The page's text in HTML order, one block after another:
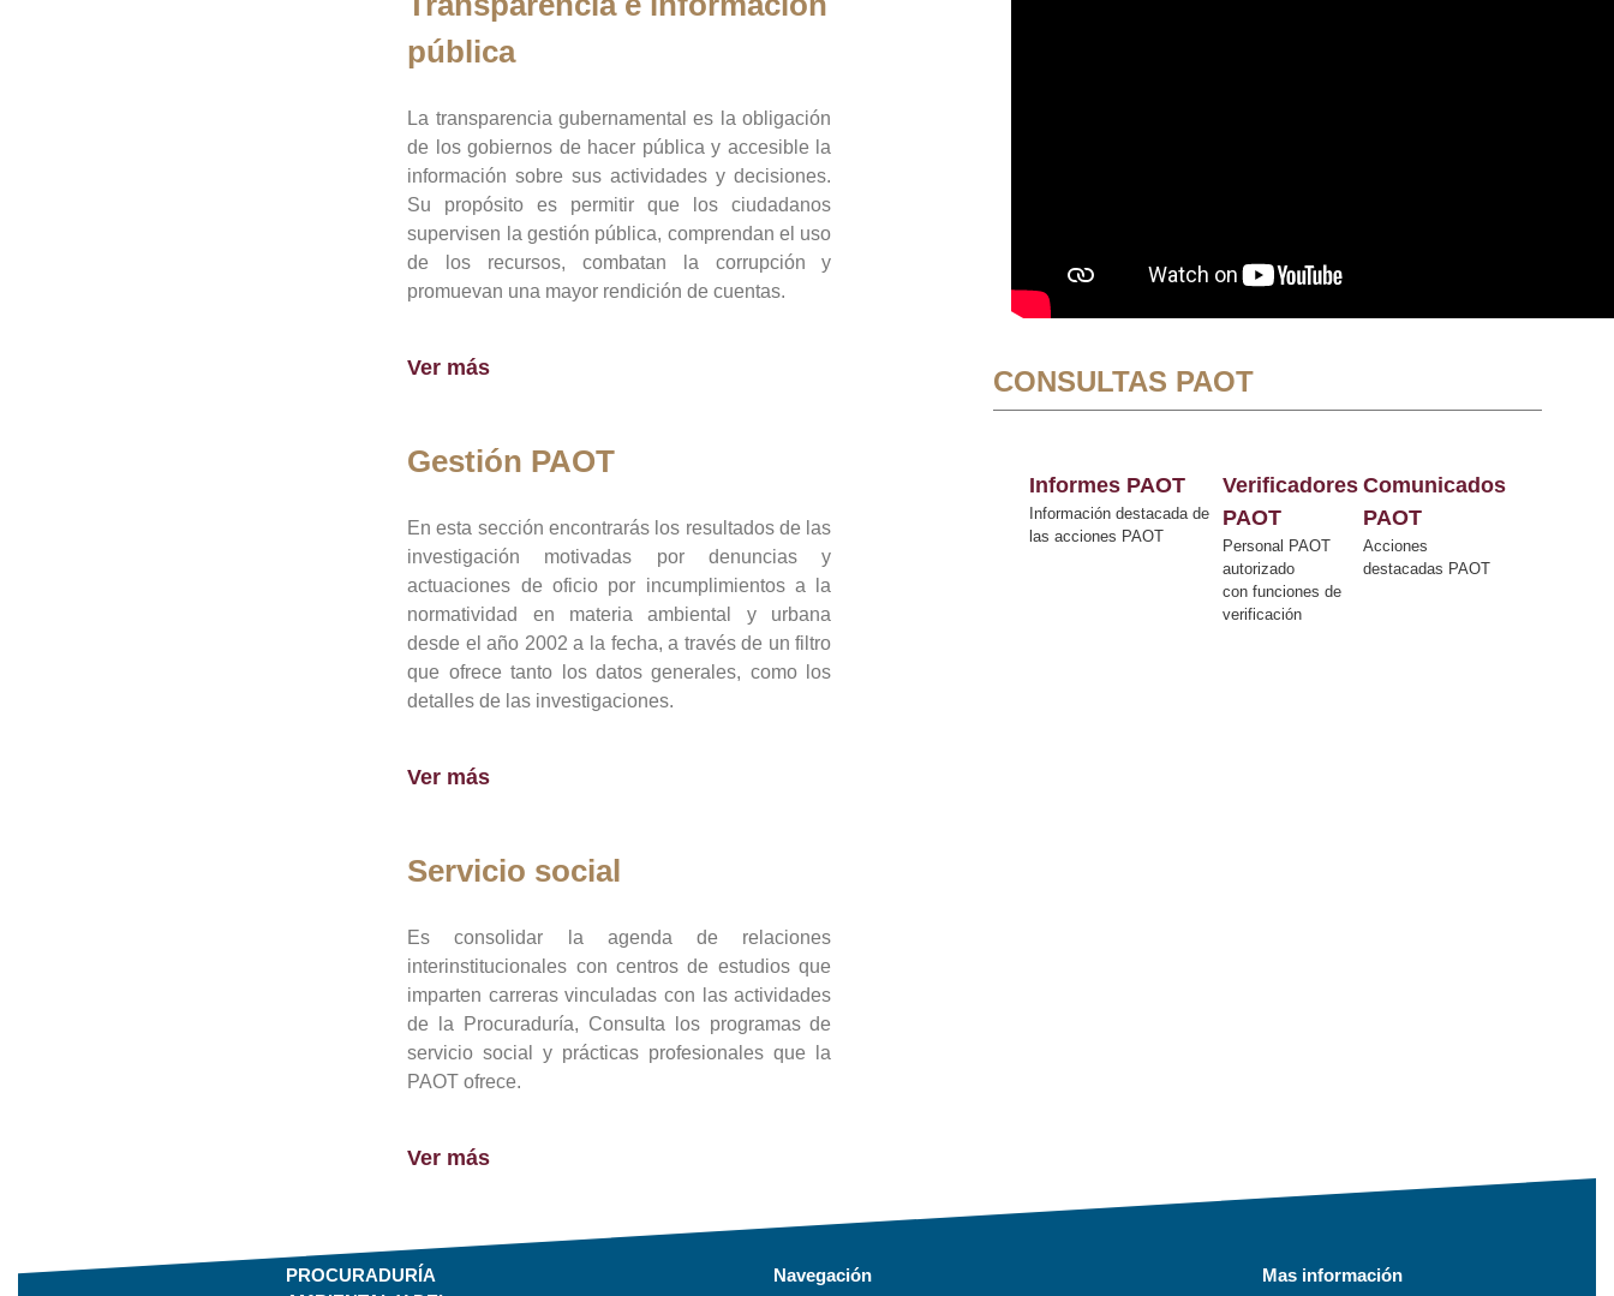
pública
La transparencia gubernamental es la obligación
de los gobiernos de hacer pública y accesible la
información sobre sus actividades y decisiones.
Su propósito es permitir que los ciudadanos
supervisen la gestión pública, comprendan el uso
de los recursos, combatan la corrupción y
promuevan una mayor rendición de cuentas.
Ver más
Gestión PAOT
En esta sección encontrarás los resultados de las
investigación motivadas por denuncias y
actuaciones de oficio por incumplimientos a la
normatividad en materia ambiental y urbana
desde el año 2002 a la fecha, a través de un filtro
que ofrece tanto los datos generales, como los
detalles de las investigaciones.
Ver más
Servicio social
Es consolidar la agenda de relaciones
interinstitucionales con centros de estudios que
imparten carreras vinculadas con las actividades
de la Procuraduría, Consulta los programas de
servicio social y prácticas profesionales que la
PAOT ofrece.
Ver más
CONSULTAS PAOT
Informes PAOT
Información destacada de
las acciones PAOT
Verificadores
PAOT
Personal PAOT
autorizado
con funciones de
verificación
Comunicados
PAOT
Acciones
destacadas PAOT
PROCURADURÍA
Navegación Mas información